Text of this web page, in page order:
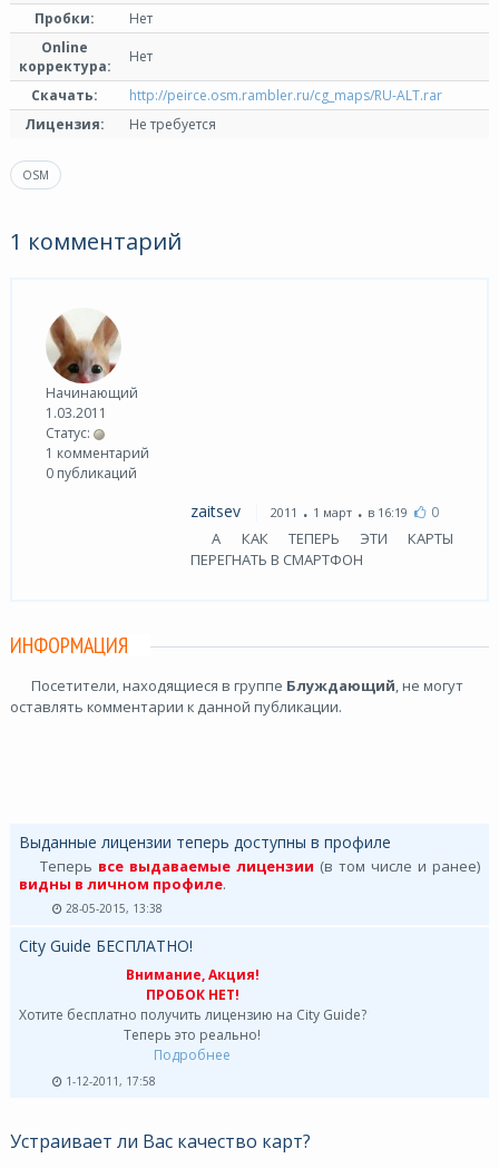
Пробки:
Нет
Online
корректура:
Нет
Скачать:
http://peirce.osm.rambler.ru/cg_maps/RU-ALT.rar
Лицензия:
Не требуется
OSM
1 комментарий
Начинающий
1.03.2011
Статус:
1 комментарий
0 публикаций
zaitsev 2011 . 1 март . в 16:19 0
А КАК ТЕПЕРЬ ЭТИ КАРТЫ
ПЕРЕГНАТЬ В СМАРТФОН
ИНФОРМАЦИЯ
Посетители, находящиеся в группе Блуждающий, не могут
оставлять комментарии к данной публикации.
Выданные лицензии теперь доступны в профиле
Теперь все выдаваемые лицензии (в том числе и ранее)
видны в личном профиле.
28-05-2015, 13:38
City Guide БЕСПЛАТНО!
Внимание, Акция!
ПРОБОК НЕТ!
Хотите бесплатно получить лицензию на City Guide?
Теперь это реально!
Подробнее
1-12-2011, 17:58
Устраивает ли Вас качество карт?